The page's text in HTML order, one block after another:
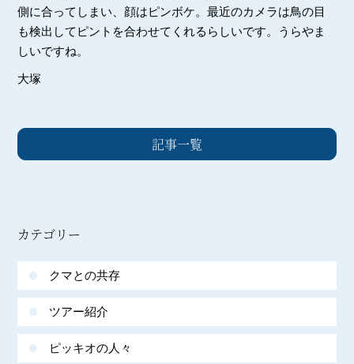
側に合ってしまい、顔はピンボケ。最近のカメラは鳥の目
も検出してピントを合わせてくれるらしいです。うらやま
しいですね。
大塚
記事一覧
カテゴリー
クマとの共存
ツアー紹介
ピッキオの人々